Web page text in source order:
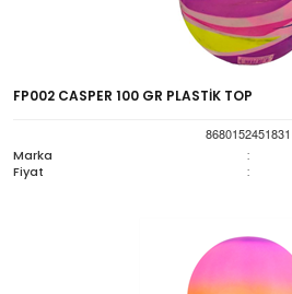
FP002 CASPER 100 GR PLASTİK TOP
8680152451831
Marka
:
Fiyat :